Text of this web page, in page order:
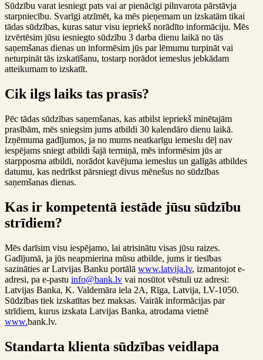
Sūdzību varat iesniegt pats vai ar pienācīgi pilnvarota pārstāvja
starpniecību. Svarīgi atzīmēt, ka mēs pieņemam un izskatām tikai
tādas sūdzības, kuras satur visu iepriekš norādīto informāciju. Mēs
izvērtēsim jūsu iesniegto sūdzību 3 darba dienu laikā no tās
saņemšanas dienas un informēsim jūs par lēmumu turpināt vai
neturpināt tās izskatīšanu, tostarp norādot iemeslus jebkādam
atteikumam to izskatīt.
Cik ilgs laiks tas prasīs?
Pēc tādas sūdzības saņemšanas, kas atbilst iepriekš minētajām
prasībām, mēs sniegsim jums atbildi 30 kalendāro dienu laikā.
Izņēmuma gadījumos, ja no mums neatkarīgu iemeslu dēļ nav
iespējams sniegt atbildi šajā termiņā, mēs informēsim jūs ar
starpposma atbildi, norādot kavējuma iemeslus un galīgās atbildes
datumu, kas nedrīkst pārsniegt divus mēnešus no sūdzības
saņemšanas dienas.
Kas ir kompetentā iestāde jūsu sūdzību
strīdiem?
Mēs darīsim visu iespējamo, lai atrisinātu visas jūsu raizes.
Gadījumā, ja jūs neapmierina mūsu atbilde, jums ir tiesības
sazināties ar Latvijas Banku portālā www.latvija.lv, izmantojot e-
adresi, pa e-pastu info@bank.lv vai nosūtot vēstuli uz adresi:
Latvijas Banka, K. Valdemāra iela 2A, Rīga, Latvija, LV-1050.
Sūdzības tiek izskatītas bez maksas. Vairāk informācijas par
strīdiem, kurus izskata Latvijas Banka, atrodama vietnē
www.bank.lv.
Standarta klienta sūdzības veidlapa